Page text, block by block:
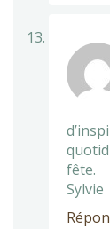
fête.
Sylvie